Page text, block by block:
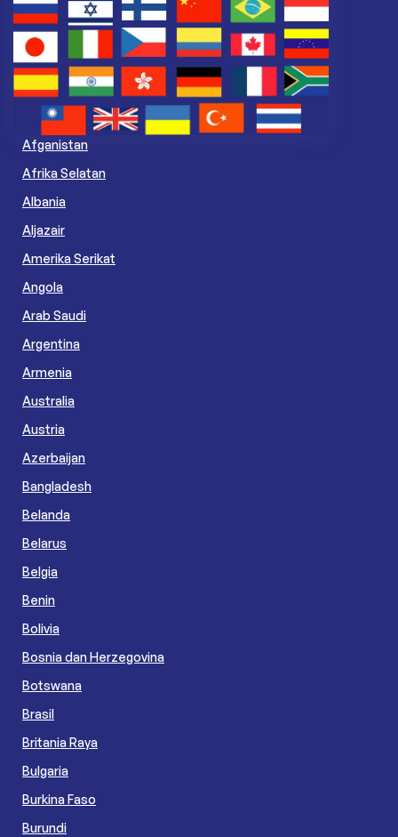
Afganistan
Afrika Selatan
Albania
Aljazair
Amerika Serikat
Angola
Arab Saudi
Argentina
Armenia
Australia
Austria
Azerbaijan
Bangladesh
Belanda
Belarus
Belgia
Benin
Bolivia
Bosnia dan Herzegovina
Botswana
Brasil
Britania Raya
Bulgaria
Burkina Faso
Burundi